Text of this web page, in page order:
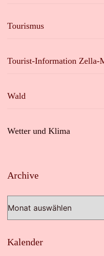
Tourismus
Tourist-Information Zella-
Wald
Wetter und Klima
Archive
Kalender